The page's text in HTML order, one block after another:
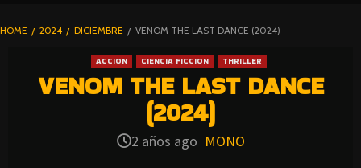
BLOGHORROR
HOME 2024 DICIEMBRE VENOM THE LAST DANCE (2024)
ACCION CIENCIA FICCION THRILLER
VENOM THE LAST DANCE
(2024)
2 años ago MONO